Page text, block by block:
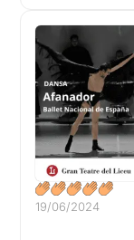
19/06/2024